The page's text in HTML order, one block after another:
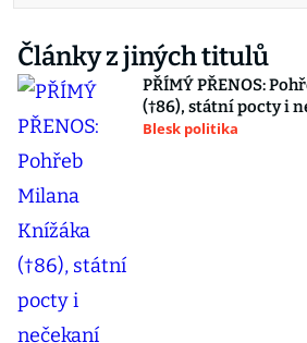
Články z jiných titulů
PŘÍMÝ PŘENOS:
(†86), státní pocty i
Blesk politika